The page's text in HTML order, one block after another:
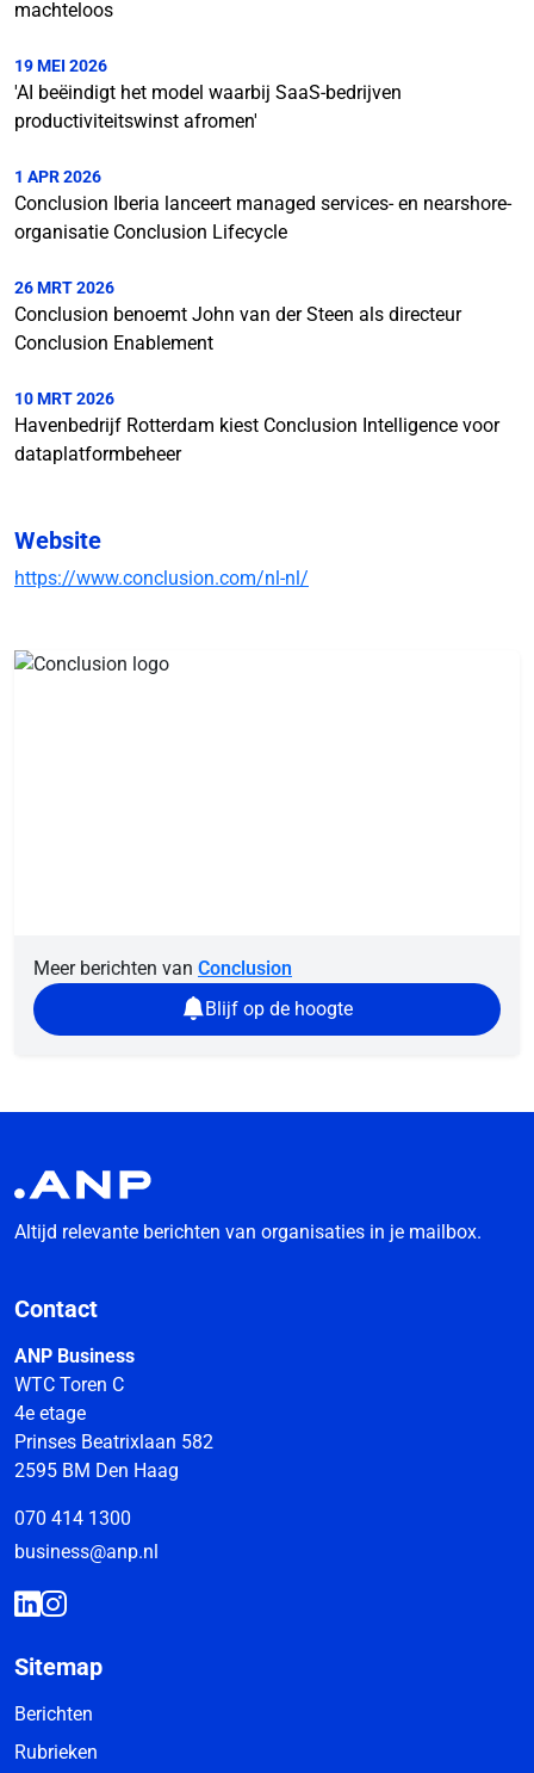
machteloos
19 MEI 2026
'AI beëindigt het model waarbij SaaS-bedrijven
productiviteitswinst afromen'
1 APR 2026
Conclusion Iberia lanceert managed services- en nearshore-
organisatie Conclusion Lifecycle
26 MRT 2026
Conclusion benoemt John van der Steen als directeur
Conclusion Enablement
10 MRT 2026
Havenbedrijf Rotterdam kiest Conclusion Intelligence voor
dataplatformbeheer
Website
https://www.conclusion.com/nl-nl/
Meer berichten van Conclusion
Blijf op de hoogte
Altijd relevante berichten van organisaties in je mailbox.
Contact
ANP Business
WTC Toren C
4e etage
Prinses Beatrixlaan 582
2595 BM Den Haag
070 414 1300
business@anp.nl
Sitemap
Berichten
Rubrieken